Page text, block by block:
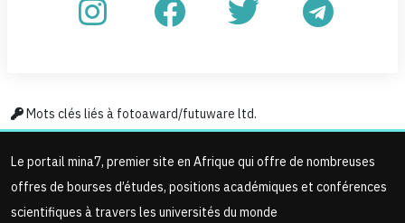
Mots clés liés à fotoaward/futuware ltd.
Le portail mina7, premier site en Afrique qui offre de nombreuses
offres de bourses d’études, positions académiques et conférences
scientifiques à travers les universités du monde